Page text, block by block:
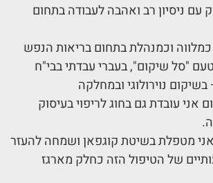
עם ניסיון רב ואהבה לעבודה בתחום
וכמנהלת בתחום בריאות הנפש
"סל שיקום", בעברי עבדתי בבי"ח
נוירולוגי ובמחלקה
אני עובדת גם בחוג לריפוי בעיסוק
מטפלת בשיטת קוגפאן ושמחה להעזר
של הטיפול הזה כחלק מארגז